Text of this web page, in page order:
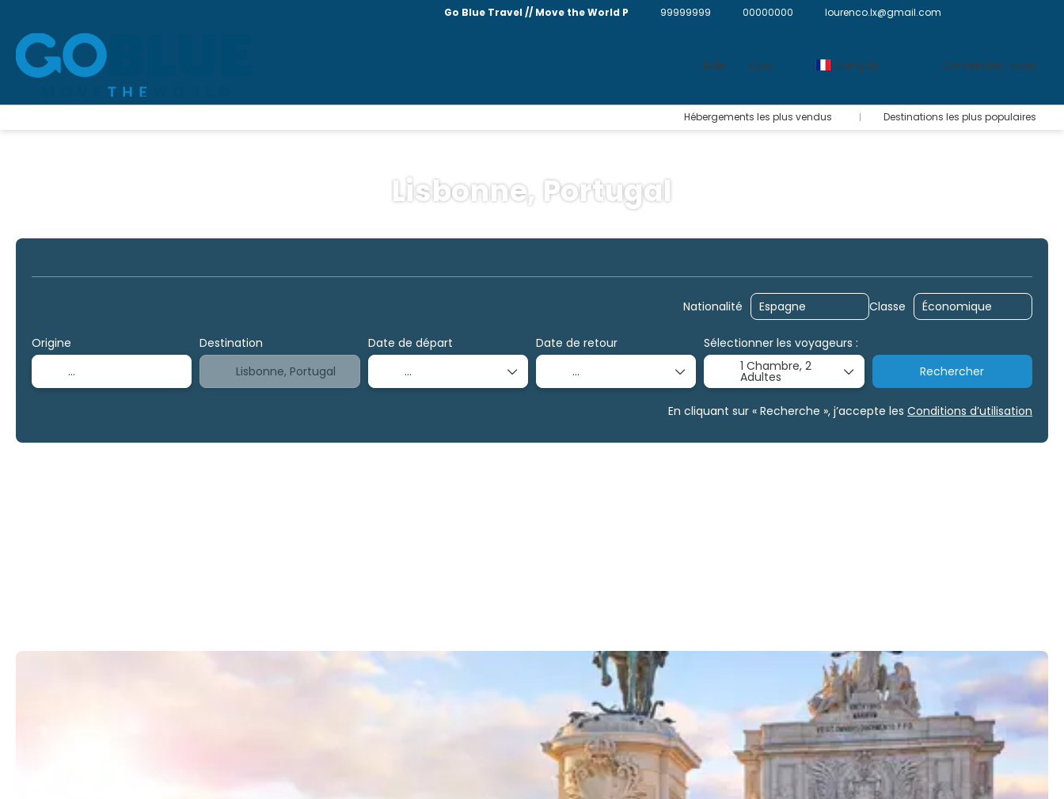
Go Blue Travel // Move the World P 99999999 00000000 lourenco.lx@gmail.com
Aide Euro Français Connectez-vous
Hébergements les plus vendus Destinations les plus populaires
Lisbonne, Portugal
Nationalité Classe
Origine Destination Date de départ Date de retour
Sélectionner les voyageurs :
1 Chambre,2
Adultes Rechercher
En cliquant sur « Recherche », j’accepte les Conditions d’utilisation